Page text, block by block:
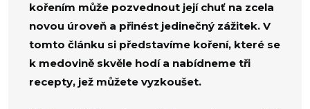
kořením může pozvednout její chuť na zcela
novou úroveň a přinést jedinečný zážitek. V
tomto článku si představíme koření, které se
k medovině skvěle hodí a nabídneme tři
recepty, jež můžete vyzkoušet.